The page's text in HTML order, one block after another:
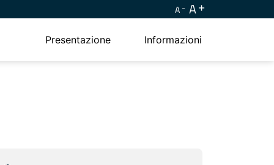
A A
Presentazione Informazioni